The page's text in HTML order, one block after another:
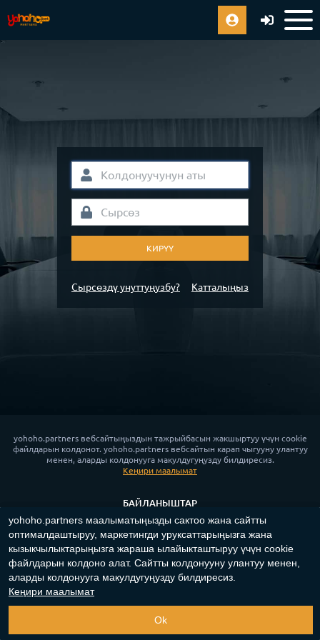
КИРҮҮ
Сырсөздү унуттуңузбу? Катталыңыз
yohoho.partners вебсайтыңыздын тажрыйбасын жакшыртуу үчүн cookie
файлдарын колдонот. yohoho.partners вебсайтын карап чыгууну улантуу
менен, аларды колдонууга макулдугуңузду билдиресиз.
Кеңири маалымат
БАЙЛАНЫШТАР
ЖАҢЫЛЫКТАР
КУПУЯЛЫК САЯСАТЫ
COOKIE САЯСАТЫ
App for Android™
yohoho.partners
yohoho.partners маалыматыңызды сактоо жана сайтты
оптималдаштыруу, маркетингди уруксаттарыңызга жана
кызыкчылыктарыңызга жараша ылайыкташтыруу үчүн cookie
файлдарын колдоно алат. Сайтты колдонууну улантуу менен,
аларды колдонууга макулдугуңузду билдиресиз.
Кеңири маалымат
Ok